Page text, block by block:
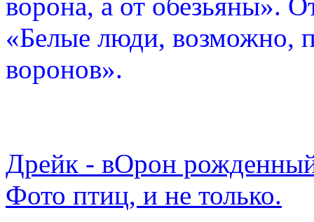
ворона, а от обезьяны».
«Белые люди, возможно,
воронов».
Дрейк - вОрон
Фото птиц, и не только.